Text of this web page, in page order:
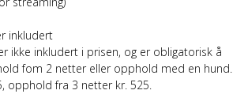
inkludert
ikke inkludert i prisen, og er obligatorisk å
fom 2 netter eller opphold med en hund.
opphold fra 3 netter kr. 525.